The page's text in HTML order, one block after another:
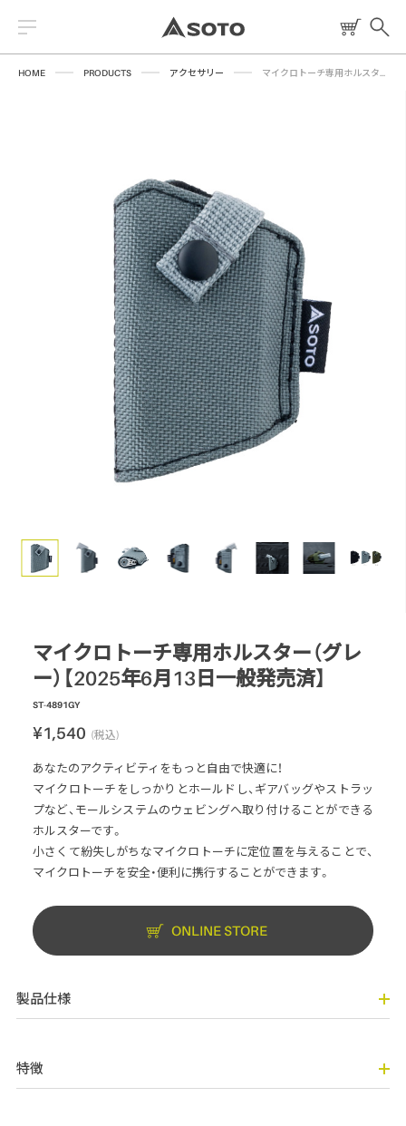
クッキングツール
テーブル・カップ・カトラリー
パーツ・部品
HOME PRODUCTS アクセサリー
マイクロトーチ専用ホルスター（グレ
ー）【2025年6月13日一般発売済】
ST-4891GY
¥1,540 (税込)
あなたのアクティビティをもっと自由で快適に！
マイクロトーチをしっかりとホールドし、ギアバッグやストラッ
プなど、モールシステムのウェビングへ取り付けることができる
ホルスターです。
小さくて紛失しがちなマイクロトーチに定位置を与えることで、
マイクロトーチを安全・便利に携行することができます。
ONLINE STORE
製品仕様
特徴